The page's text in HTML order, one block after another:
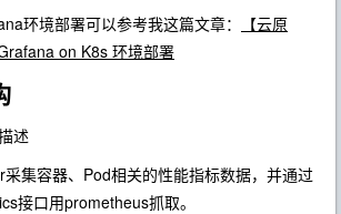
环境部署可以参考我这篇文章：
【云原
on K8s 环境部署
采集容器、Pod相关的性能指标数据，并通过
接口用prometheus抓取。